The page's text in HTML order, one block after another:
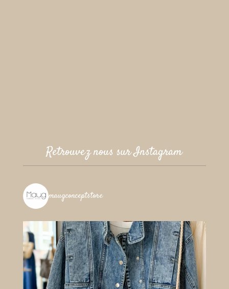
Retrouvez nous sur Instagram
maugconceptstore